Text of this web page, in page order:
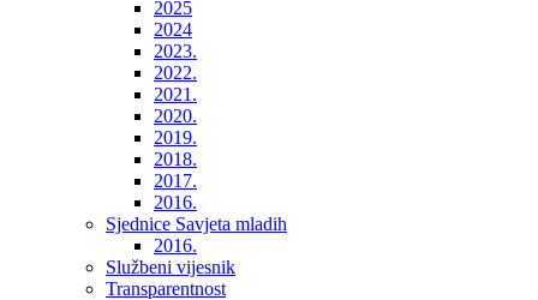
2025
2024
2023.
2022.
2021.
2020.
2019.
2018.
2017.
2016.
Sjednice Savjeta mladih
2016.
Službeni vijesnik
Transparentnost